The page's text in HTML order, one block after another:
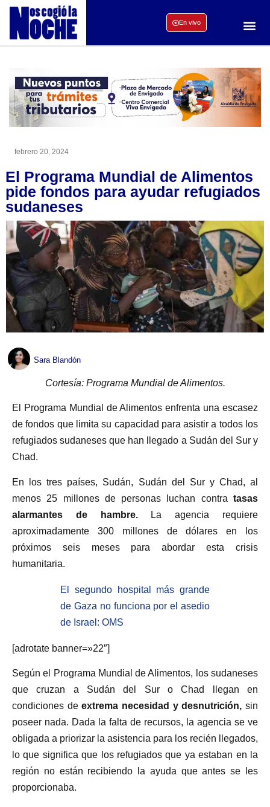
En vivo
febrero 20, 2024
El Programa Mundial de Alimentos
pide fondos para ayudar refugiados
sudaneses
Sara Blandón
Cortesía: Programa Mundial de Alimentos.
El Programa Mundial de Alimentos enfrenta una escasez
de fondos que limita su capacidad para asistir a todos los
refugiados sudaneses que han llegado a Sudán del Sur y
Chad.
En los tres países, Sudán, Sudán del Sur y Chad, al
menos 25 millones de personas luchan contra tasas
alarmantes de hambre.La agencia requiere
aproximadamente 300 millones de dólares en los
próximos seis meses para abordar esta crisis
humanitaria.
El segundo hospital más grande
de Gaza no funciona por el asedio
de Israel: OMS
[adrotate banner=»22″]
Según el Programa Mundial de Alimentos, los sudaneses
que cruzan a Sudán del Sur o Chad llegan en
condiciones deextrema necesidad y desnutrición, sin
poseer nada. Dada la falta de recursos, la agencia se ve
obligada a priorizar la asistencia para los recién llegados,
lo que significa que los refugiados que ya estaban en la
región no están recibiendo la ayuda que antes se les
proporcionaba.